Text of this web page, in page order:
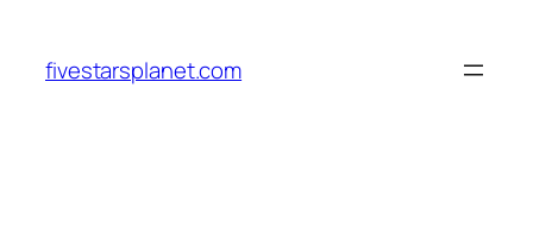
content
fivestarsplanet.com